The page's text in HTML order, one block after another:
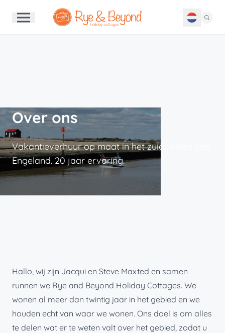
Over ons
Vakantieverhuur op maat in het zuidoosten van
Engeland. 20 jaar ervaring.
Hallo, wij zijn Jacqui en Steve Maxted en samen
runnen we Rye and Beyond Holiday Cottages. We
wonen al meer dan twintig jaar in het gebied en we
houden echt van waar we wonen. Ons doel is om alles
te delen wat er te weten valt over het gebied, zodat u